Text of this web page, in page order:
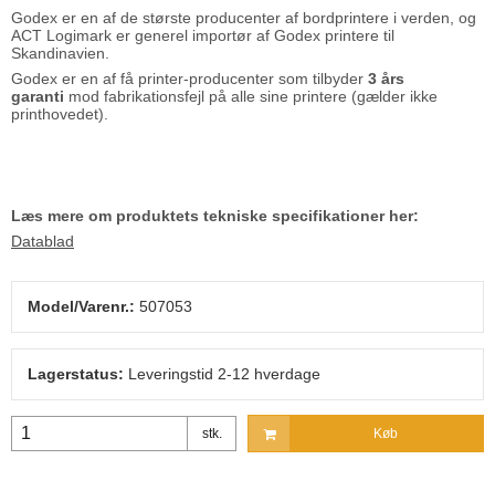
Godex er en af de største producenter af bordprintere i verden, og
ACT Logimark er generel importør af Godex printere til
Skandinavien.
Godex er en af få printer-producenter som tilbyder 3 års
garanti mod fabrikationsfejl på alle sine printere (gælder ikke
printhovedet).
Læs mere om produktets tekniske specifikationer her:
Datablad
Model/Varenr.: 507053
Lagerstatus: Leveringstid 2-12 hverdage
stk. Køb